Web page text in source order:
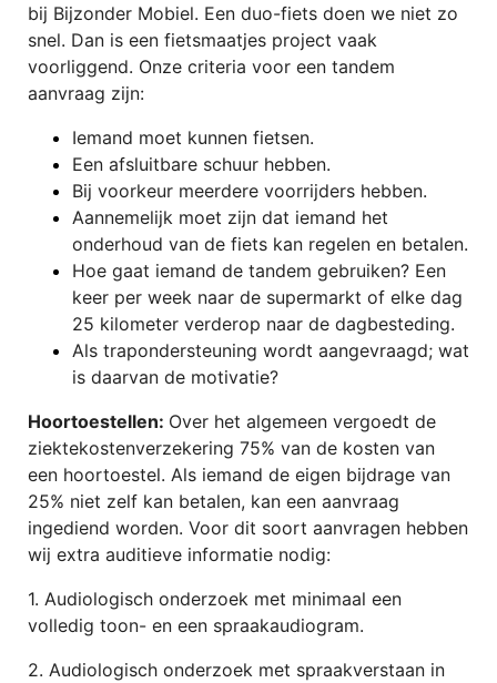
bij Bijzonder Mobiel. Een duo-fiets doen we niet zo
snel. Dan is een fietsmaatjes project vaak
voorliggend. Onze criteria voor een tandem
aanvraag zijn:
Iemand moet kunnen fietsen.
Een afsluitbare schuur hebben.
Bij voorkeur meerdere voorrijders hebben.
Aannemelijk moet zijn dat iemand het
onderhoud van de fiets kan regelen en betalen.
Hoe gaat iemand de tandem gebruiken? Een
keer per week naar de supermarkt of elke dag
25 kilometer verderop naar de dagbesteding.
Als trapondersteuning wordt aangevraagd; wat
is daarvan de motivatie?
Hoortoestellen: Over het algemeen vergoedt de
ziektekostenverzekering 75% van de kosten van
een hoortoestel. Als iemand de eigen bijdrage van
25% niet zelf kan betalen, kan een aanvraag
ingediend worden. Voor dit soort aanvragen hebben
wij extra auditieve informatie nodig:
1. Audiologisch onderzoek met minimaal een
volledig toon- en een spraakaudiogram.
2. Audiologisch onderzoek met spraakverstaan in